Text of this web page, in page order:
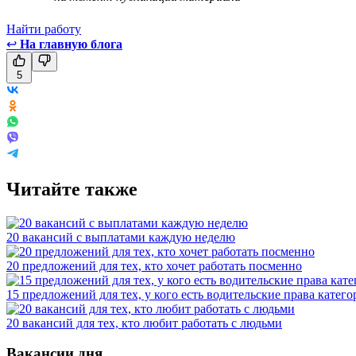
Найти работу
↩ На главную блога
5
Читайте также
20 вакансий с выплатами каждую неделю
20 предложений для тех, кто хочет работать посменно
15 предложений для тех, у кого есть водительские права
20 вакансий для тех, кто любит работать с людьми